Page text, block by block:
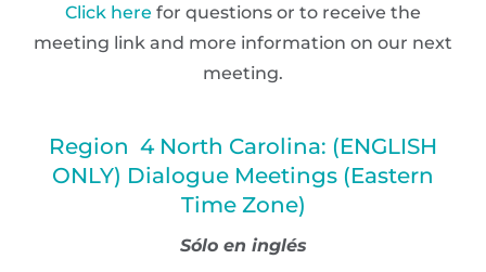
Click here for questions or to receive the
meeting link and more information on our next
meeting.
Region 4 North Carolina: (ENGLISH
ONLY) Dialogue Meetings (Eastern
Time Zone)
Sólo en inglés